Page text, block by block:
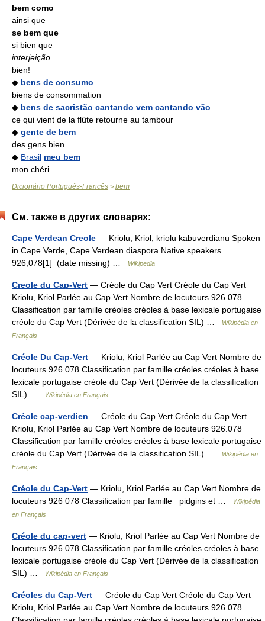
bem como
ainsi que
se bem que
si bien que
interjeição
bien!
◆ bens de consumo
biens de consommation
◆ bens de sacristão cantando vem cantando vão
ce qui vient de la flûte retourne au tambour
◆ gente de bem
des gens bien
◆ Brasil meu bem
mon chéri
Dicionário Português-Francês > bem
См. также в других словарях:
Cape Verdean Creole — Kriolu, Kriol, kriolu kabuverdianu Spoken
in Cape Verde, Cape Verdean diaspora Native speakers
926,078[1] (date missing) …
Wikipedia
Creole du Cap-Vert — Créole du Cap Vert Créole du Cap Vert
Kriolu, Kriol Parlée au Cap Vert Nombre de locuteurs 926.078
Classification par famille créoles créoles à base lexicale portugaise
créole du Cap Vert (Dérivée de la classification SIL) …
Wikipédia en
Français
Créole Du Cap-Vert — Kriolu, Kriol Parlée au Cap Vert Nombre de
locuteurs 926.078 Classification par famille créoles créoles à base
lexicale portugaise créole du Cap Vert (Dérivée de la classification
SIL) …
Wikipédia en Français
Créole cap-verdien — Créole du Cap Vert Créole du Cap Vert
Kriolu, Kriol Parlée au Cap Vert Nombre de locuteurs 926.078
Classification par famille créoles créoles à base lexicale portugaise
créole du Cap Vert (Dérivée de la classification SIL) …
Wikipédia en
Français
Créole du Cap-Vert — Kriolu, Kriol Parlée au Cap Vert Nombre de
locuteurs 926 078 Classification par famille pidgins et …
Wikipédia
en Français
Créole du cap-vert — Kriolu, Kriol Parlée au Cap Vert Nombre de
locuteurs 926.078 Classification par famille créoles créoles à base
lexicale portugaise créole du Cap Vert (Dérivée de la classification
SIL) …
Wikipédia en Français
Créoles du Cap-Vert — Créole du Cap Vert Créole du Cap Vert
Kriolu, Kriol Parlée au Cap Vert Nombre de locuteurs 926.078